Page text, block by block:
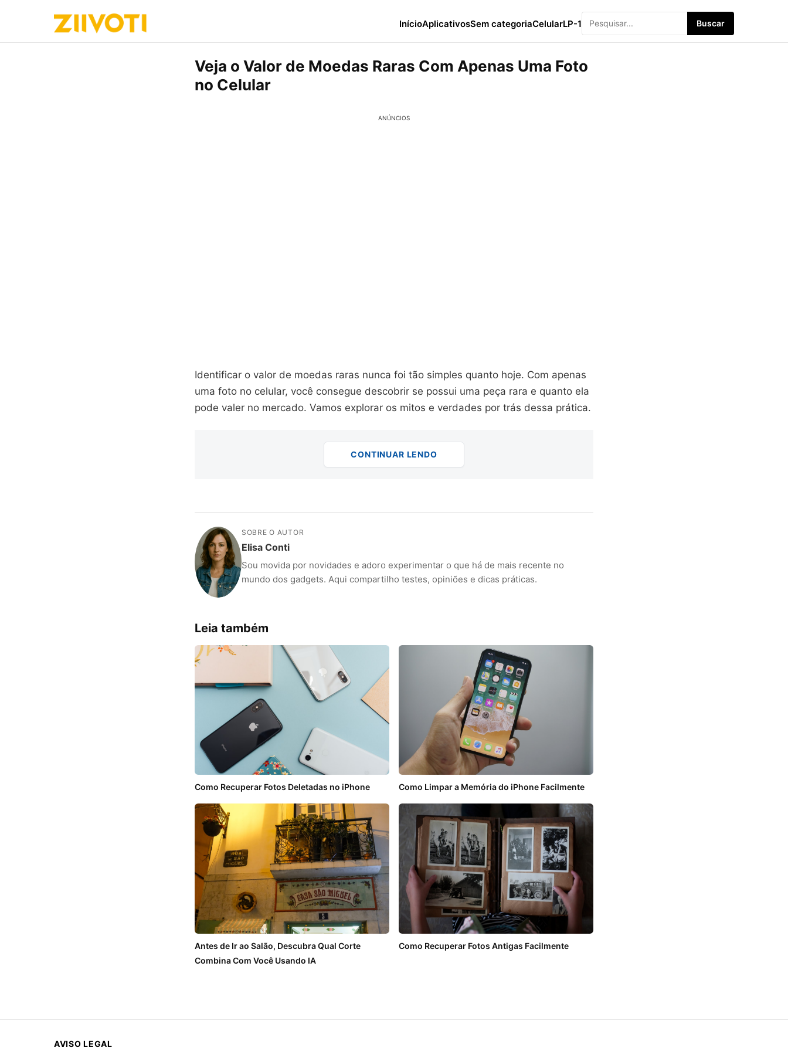
InícioAplicativosSem categoriaCelularLP-1 Buscar
Veja o Valor de Moedas Raras Com Apenas Uma Foto
no Celular
ANÚNCIOS
Identificar o valor de moedas raras nunca foi tão simples quanto hoje. Com apenas
uma foto no celular, você consegue descobrir se possui uma peça rara e quanto ela
pode valer no mercado. Vamos explorar os mitos e verdades por trás dessa prática.
CONTINUAR LENDO
SOBRE O AUTOR
Elisa Conti
Sou movida por novidades e adoro experimentar o que há de mais recente no
mundo dos gadgets. Aqui compartilho testes, opiniões e dicas práticas.
Leia também
Como Recuperar Fotos Deletadas no iPhone Como Limpar a Memória do iPhone Facilmente
Antes de Ir ao Salão, Descubra Qual Corte
Combina Com Você Usando IA
Como Recuperar Fotos Antigas Facilmente
AVISO LEGAL